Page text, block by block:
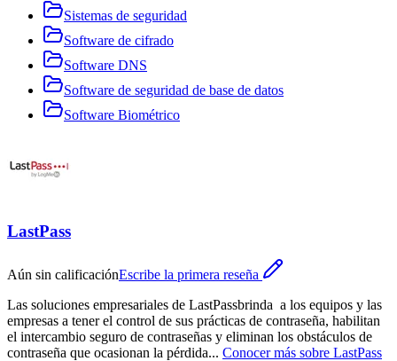
Sistemas de seguridad
Software de cifrado
Software DNS
Software de seguridad de base de datos
Software Biométrico
LastPass
Aún sin calificaciónEscribe la primera reseña
Las soluciones empresariales de LastPassbrinda a los equipos y las
empresas a tener el control de sus prácticas de contraseña, habilitan
el intercambio seguro de contraseñas y eliminan los obstáculos de
contraseña que ocasionan la pérdida... Conocer más sobre LastPass